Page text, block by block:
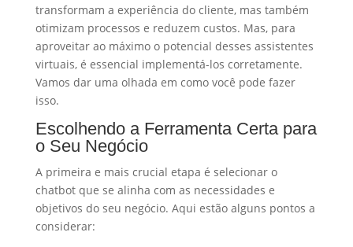
transformam a experiência do cliente, mas também
otimizam processos e reduzem custos. Mas, para
aproveitar ao máximo o potencial desses assistentes
virtuais, é essencial implementá-los corretamente.
Vamos dar uma olhada em como você pode fazer
isso.
Escolhendo a Ferramenta Certa para
o Seu Negócio
A primeira e mais crucial etapa é selecionar o
chatbot que se alinha com as necessidades e
objetivos do seu negócio. Aqui estão alguns pontos a
considerar: